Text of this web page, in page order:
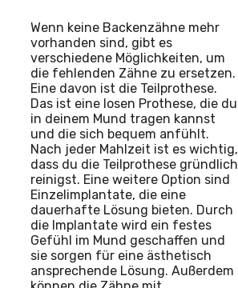
Wenn keine Backenzähne mehr
vorhanden sind, gibt es
verschiedene Möglichkeiten, um
die fehlenden Zähne zu ersetzen.
Eine davon ist die Teilprothese.
Das ist eine losen Prothese, die du
in deinem Mund tragen kannst
und die sich bequem anfühlt.
Nach jeder Mahlzeit ist es wichtig,
dass du die Teilprothese gründlich
reinigst. Eine weitere Option sind
Einzelimplantate, die eine
dauerhafte Lösung bieten. Durch
die Implantate wird ein festes
Gefühl im Mund geschaffen und
sie sorgen für eine ästhetisch
ansprechende Lösung. Außerdem